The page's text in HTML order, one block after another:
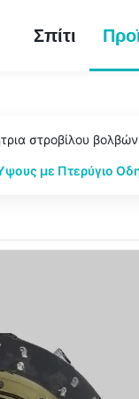
Σπίτι
στροβίλου βολβών
με Πτερύγιο